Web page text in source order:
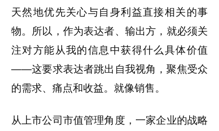
天然地优先关心与自身利益直接相关的事
物。所以，作为表达者、输出方，就必须关
注对方能从我的信息中获得什么具体价值
——这要求表达者跳出自我视角，聚焦受众
的需求、痛点和收益。就像销售。
从上市公司市值管理角度，一家企业的战略